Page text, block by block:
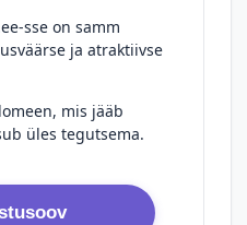
sse on samm
ja atraktiivse
mis jääb
üles tegutsema.